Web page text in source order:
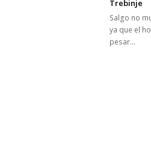
Trebinje
Salgo no
ya que el
pesar…